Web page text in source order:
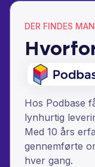
DER FINDES
Hos Podbase
lynhurtig
Med 10 års
gennemførte
hver gang.